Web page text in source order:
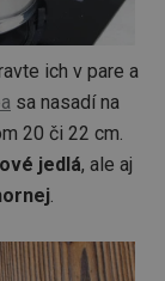
ich v pare a
sa nasadí na
20 či 22 cm.
jedlá, ale aj
4 týždne
2 dni